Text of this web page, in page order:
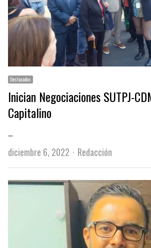
Destacados
Inician Negociaciones SUTPJ-
Capitalino
…
diciembre 6, 2022
Author
Redacción